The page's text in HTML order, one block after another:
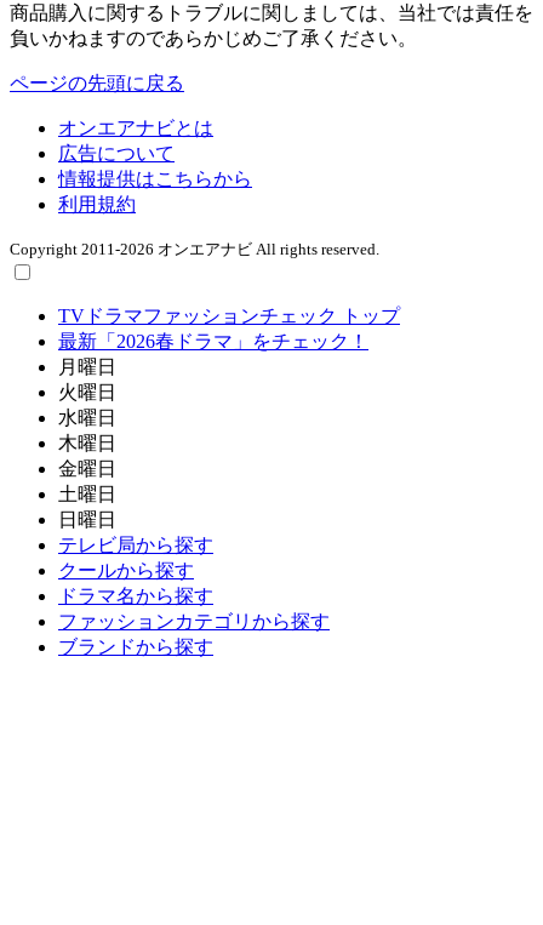
商品購入に関するトラブルに関しましては、当社では責任を
負いかねますのであらかじめご了承ください。
ページの先頭に戻る
オンエアナビとは
広告について
情報提供はこちらから
利用規約
Copyright 2011-2026 オンエアナビ All rights reserved.
TVドラマファッションチェック トップ
最新「2026春ドラマ」をチェック！
月曜日
火曜日
水曜日
木曜日
金曜日
土曜日
日曜日
テレビ局から探す
クールから探す
ドラマ名から探す
ファッションカテゴリから探す
ブランドから探す